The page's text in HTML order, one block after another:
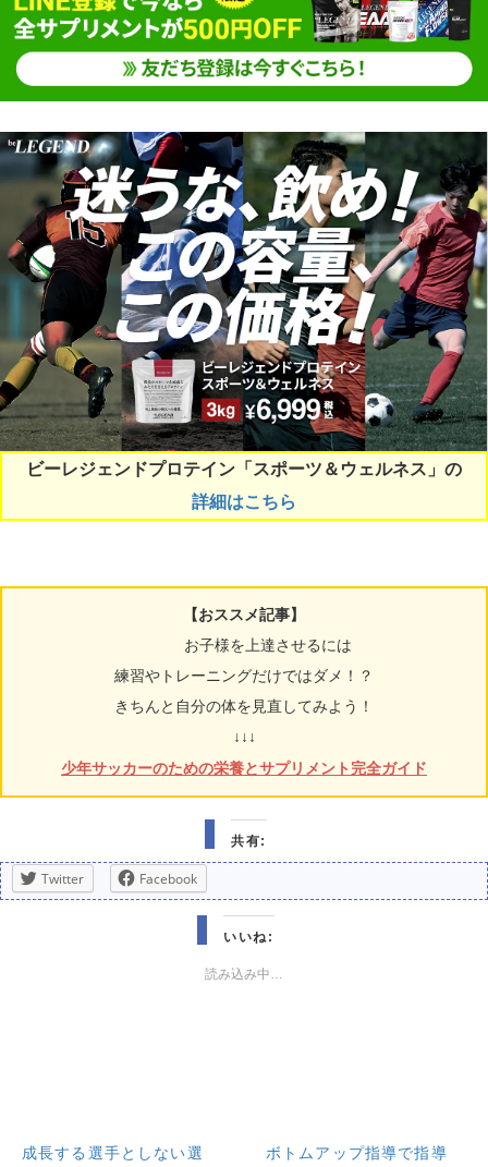
ビーレジェンドプロテイン「スポーツ＆ウェルネス」の
詳細はこちら
【おススメ記事】
お子様を上達させるには
練習やトレーニングだけではダメ！？
きちんと自分の体を見直してみよう！
↓↓↓
少年サッカーのための栄養とサプリメント完全ガイド
共有:
Twitter Facebook
いいね:
読み込み中…
成長する選手としない選
ボトムアップ指導で指導